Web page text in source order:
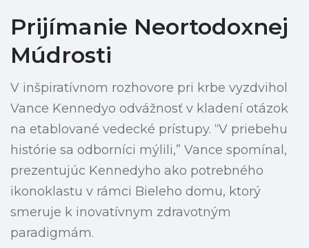
Prijímanie Neortodoxnej
Múdrosti
V inšpiratívnom rozhovore pri krbe vyzdvihol
Vance Kennedyo odvážnosť v kladení otázok
na etablované vedecké prístupy. “V priebehu
histórie sa odborníci mýlili,” Vance spomínal,
prezentujúc Kennedyho ako potrebného
ikonoklastu v rámci Bieleho domu, ktorý
smeruje k inovatívnym zdravotným
paradigmám.